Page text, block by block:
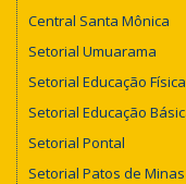
Central Santa Mônica
Setorial Umuarama
Setorial Educação Física
Setorial Educação
Setorial Pontal
Setorial Patos de Minas